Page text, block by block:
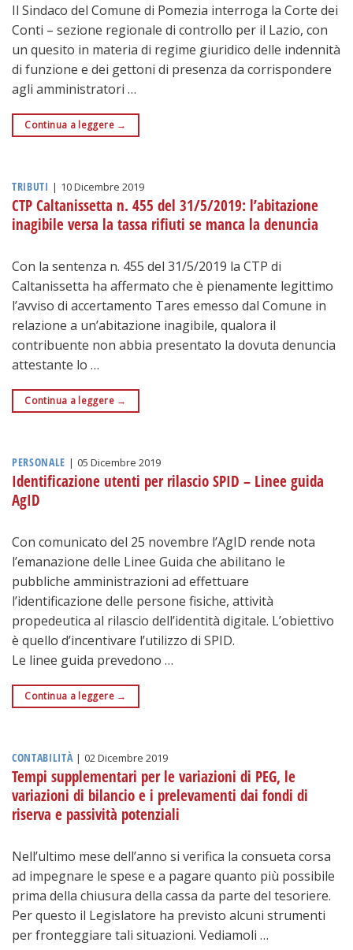
Il Sindaco del Comune di Pomezia interroga la Corte dei
Conti – sezione regionale di controllo per il Lazio, con
un quesito in materia di regime giuridico delle indennità
di funzione e dei gettoni di presenza da corrispondere
agli amministratori …
Continua a leggere →
TRIBUTI | 10 Dicembre 2019
CTP Caltanissetta n. 455 del 31/5/2019: l’abitazione
inagibile versa la tassa rifiuti se manca la denuncia
Con la sentenza n. 455 del 31/5/2019 la CTP di
Caltanissetta ha affermato che è pienamente legittimo
l’avviso di accertamento Tares emesso dal Comune in
relazione a un’abitazione inagibile, qualora il
contribuente non abbia presentato la dovuta denuncia
attestante lo …
Continua a leggere →
PERSONALE | 05 Dicembre 2019
Identificazione utenti per rilascio SPID – Linee guida
AgID
Con comunicato del 25 novembre l’AgID rende nota
l’emanazione delle Linee Guida che abilitano le
pubbliche amministrazioni ad effettuare
l’identificazione delle persone fisiche, attività
propedeutica al rilascio dell’identità digitale. L’obiettivo
è quello d’incentivare l’utilizzo di SPID.
Le linee guida prevedono …
Continua a leggere →
CONTABILITÀ | 02 Dicembre 2019
Tempi supplementari per le variazioni di PEG, le
variazioni di bilancio e i prelevamenti dai fondi di
riserva e passività potenziali
Nell’ultimo mese dell’anno si verifica la consueta corsa
ad impegnare le spese e a pagare quanto più possibile
prima della chiusura della cassa da parte del tesoriere.
Per questo il Legislatore ha previsto alcuni strumenti
per fronteggiare tali situazioni. Vediamoli …